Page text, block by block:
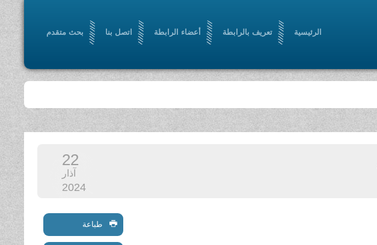
الرئيسية تعريف بالرابطة أعضاء الرابطة اتصل بنا بحث متقدم
22
آذار
2024
طباعة